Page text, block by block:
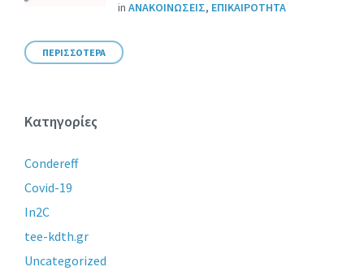
in ΑΝΑΚΟΙΝΩΣΕΙΣ, ΕΠΙΚΑΙΡΟΤΗΤΑ
ΠΕΡΙΣΣΟΤΕΡΑ
Κατηγορίες
Condereff
Covid-19
In2C
tee-kdth.gr
Uncategorized